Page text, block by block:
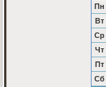
Пн
Вт
Ср
Чт
Пт
Сб